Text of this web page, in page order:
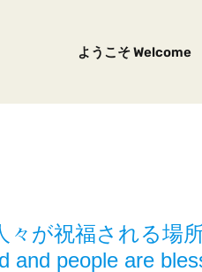
ようこそ Welcome
々が祝福される場
and people are